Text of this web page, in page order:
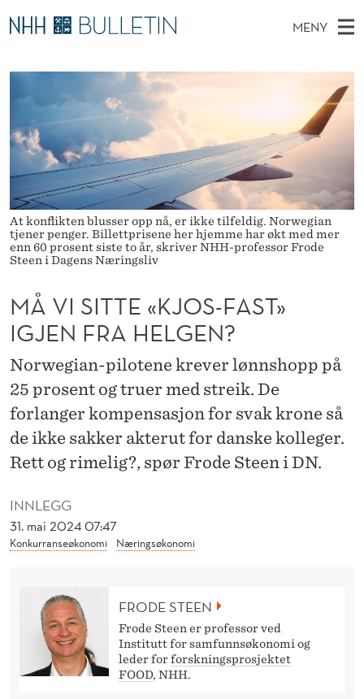
M
Å
V
S
T
E
K
O
S
F
A
S
T
MENY
O
V
E
D
M
E
N
Y
Ø
T
T
E
E
T
Stipendiater og nye forskerprofiler
Disputaser
Ekspertutvalg
Om Bulletin
At konflikten blusser opp nå, er ikke tilfeldig. Norwegian
tjener penger. Billettprisene her hjemme har økt med mer
enn 60 prosent siste to år, skriver NHH-professor Frode
Steen i Dagens Næringsliv
INNLEGG
31. mai 2024 07:47
Konkurranseøkonomi Næringsøkonomi
MÅ VI SITTE «KJOS-FAST»
IGJEN FRA HELGEN?
Norwegian-pilotene krever lønnshopp på
25 prosent og truer med streik. De
forlanger kompensasjon for svak krone så
de ikke sakker akterut for danske kolleger.
Rett og rimelig?, spør Frode Steen i DN.
FRODE STEEN
Frode Steen er professor ved
Institutt for samfunnsøkonomi og
leder forforskningsprosjektet
FOOD, NHH.